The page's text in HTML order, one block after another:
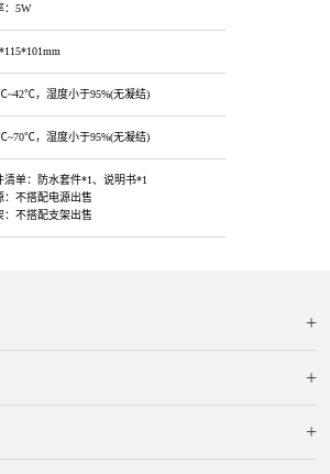
：5W
，湿度小于95%(无凝结)
，湿度小于95%(无凝结)
清单：防水套件*1、说明书*1
：不搭配电源出售
：不搭配支架出售